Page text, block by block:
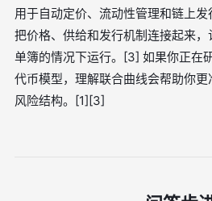
用于自动定价、流动性管理和链上
把价格、供给和发行机制连接起来
单簿的情况下运行。[3] 如果你正在
代币模型，理解联合曲线会帮助你
风险结构。[1][3]